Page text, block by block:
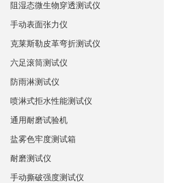
阻湿态微生物穿透测试仪
手动表面张力仪
克莱斯勒皮革弯折测试仪
六足滚筒测试仪
防雨淋测试仪
喷淋式拒水性能测试仪
通用耐磨试验机
盐雾色牢度测试箱
耐磨测试仪
手动撕破强度测试仪